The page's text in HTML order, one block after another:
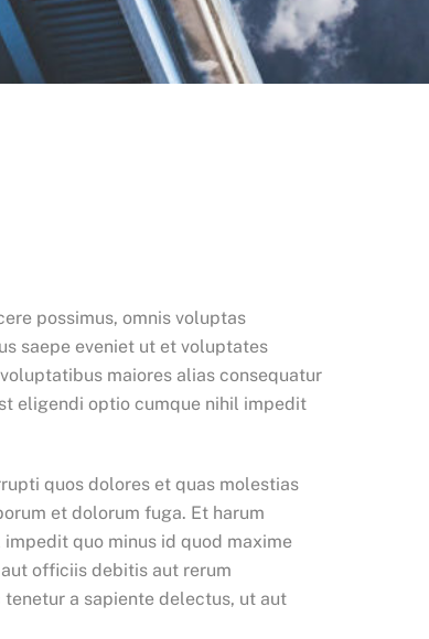
possimus, omnis voluptas
saepe eveniet ut et voluptates
maiores alias consequatur
eligendi optio cumque nihil impedit
quos dolores et quas molestias
et dolorum fuga. Et harum
quo minus id quod maxime
officiis debitis aut rerum
a sapiente delectus, ut aut